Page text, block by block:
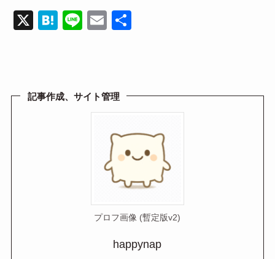
X
H
a
Li
E
記事作成、サイト管理
プロフ画像 (暫定版v2)
happynap